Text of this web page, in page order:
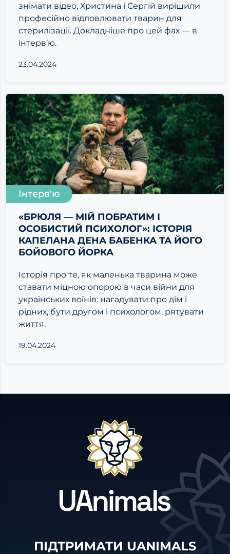
знімати відео, Христина і Сергій вирішили
професійно відловлювати тварин для
стерилізації. Докладніше про цей фах — в
інтерв’ю.
23.04.2024
Інтерв'ю
«БРЮЛЯ — МІЙ ПОБРАТИМ І
ОСОБИСТИЙ ПСИХОЛОГ»: ІСТОРІЯ
КАПЕЛАНА ДЕНА БАБЕНКА ТА ЙОГО
БОЙОВОГО ЙОРКА
Історія про те, як маленька тварина може
ставати міцною опорою в часи війни для
українських воїнів: нагадувати про дім і
рідних, бути другом і психологом, рятувати
життя.
19.04.2024
ПІДТРИМАТИ UANIMALS